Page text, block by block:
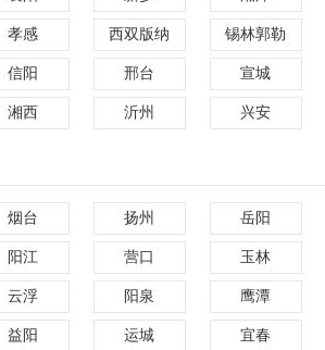
孝感 西双版纳 锡林郭勒
信阳 邢台 宣城
湘西 沂州 兴安
烟台 扬州 岳阳
阳江 营口 玉林
云浮 阳泉 鹰潭
益阳 运城 宜春